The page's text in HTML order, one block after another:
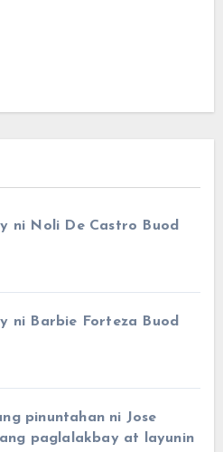
ni Noli De Castro Buod
ni Barbie Forteza Buod
pinuntahan ni Jose
paglalakbay at layunin